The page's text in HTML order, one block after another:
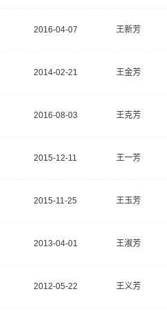
2016-04-07 王新芳
2014-02-21 王金芳
2016-08-03 王克芳
2015-12-11 王一芳
2015-11-25 王玉芳
2013-04-01 王淑芳
2012-05-22 王义芳